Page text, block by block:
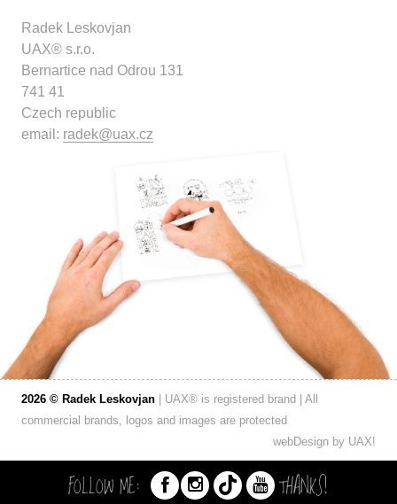
Radek Leskovjan
UAX® s.r.o.
Bernartice nad Odrou 131
741 41
Czech republic
email: radek@uax.cz
2026 © Radek Leskovjan | UAX® is registered brand | All
commercial brands, logos and images are protected
webDesign by UAX!
FOLLOW ME: THANKS!